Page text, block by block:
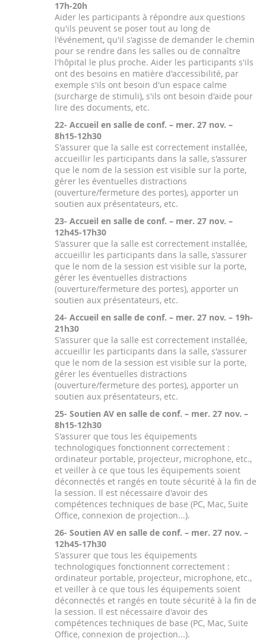
17h-20h
Aider les participants à répondre aux questions
qu'ils peuvent se poser tout au long de
l'événement, qu'il s'agisse de demander le chemin
pour se rendre dans les salles ou de connaître
l'hôpital le plus proche. Aider les participants s'ils
ont des besoins en matière d'accessibilité, par
exemple s'ils ont besoin d'un espace calme
(surcharge de stimuli), s'ils ont besoin d'aide pour
lire des documents, etc.
22- Accueil en salle de conf. – mer. 27 nov. –
8h15-12h30
S'assurer que la salle est correctement installée,
accueillir les participants dans la salle, s'assurer
que le nom de la session est visible sur la porte,
gérer les éventuelles distractions
(ouverture/fermeture des portes), apporter un
soutien aux présentateurs, etc.
23- Accueil en salle de conf. – mer. 27 nov. –
12h45-17h30
S'assurer que la salle est correctement installée,
accueillir les participants dans la salle, s'assurer
que le nom de la session est visible sur la porte,
gérer les éventuelles distractions
(ouverture/fermeture des portes), apporter un
soutien aux présentateurs, etc.
24- Accueil en salle de conf. – mer. 27 nov. – 19h-
21h30
S'assurer que la salle est correctement installée,
accueillir les participants dans la salle, s'assurer
que le nom de la session est visible sur la porte,
gérer les éventuelles distractions
(ouverture/fermeture des portes), apporter un
soutien aux présentateurs, etc.
25- Soutien AV en salle de conf. – mer. 27 nov. –
8h15-12h30
S'assurer que tous les équipements
technologiques fonctionnent correctement :
ordinateur portable, projecteur, microphone, etc.,
et veiller à ce que tous les équipements soient
déconnectés et rangés en toute sécurité à la fin de
la session. Il est nécessaire d'avoir des
compétences techniques de base (PC, Mac, Suite
Office, connexion de projection...).
26- Soutien AV en salle de conf. – mer. 27 nov. –
12h45-17h30
S'assurer que tous les équipements
technologiques fonctionnent correctement :
ordinateur portable, projecteur, microphone, etc.,
et veiller à ce que tous les équipements soient
déconnectés et rangés en toute sécurité à la fin de
la session. Il est nécessaire d'avoir des
compétences techniques de base (PC, Mac, Suite
Office, connexion de projection...).